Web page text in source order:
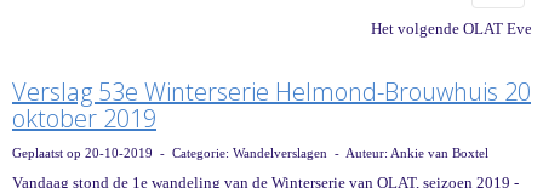
Het volgende OLAT
Verslag 53e Winterserie Helmond-Brouwhuis 20
oktober 2019
Geplaatst op 20-10-2019 - Categorie: Wandelverslagen - Auteur: Ankie van Boxtel
Vandaag stond de 1e wandeling van de Winterserie van OLAT, seizoen 2019 -